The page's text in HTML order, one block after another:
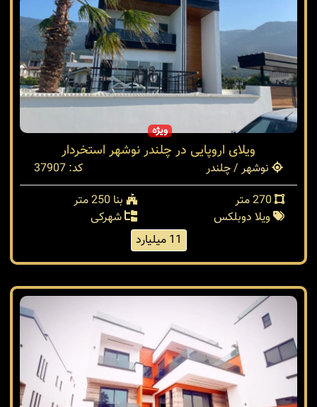
ویژه
ویلای اروپایی در چلندر نوشهر استخردار
نوشهر / چلندر
کد: 37907
بنا 250 متر
ویلا دوبلکس
شهرکی
11 میلیارد